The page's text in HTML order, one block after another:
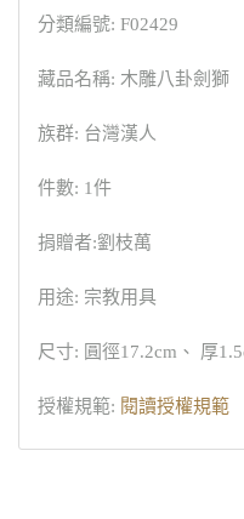
分類編號: F02429
藏品名稱: 木雕八卦劍獅
族群: 台灣漢人
件數: 1件
捐贈者:劉枝萬
用途: 宗教用具
尺寸: 圓徑17.2cm、 厚
授權規範: 閱讀授權規範